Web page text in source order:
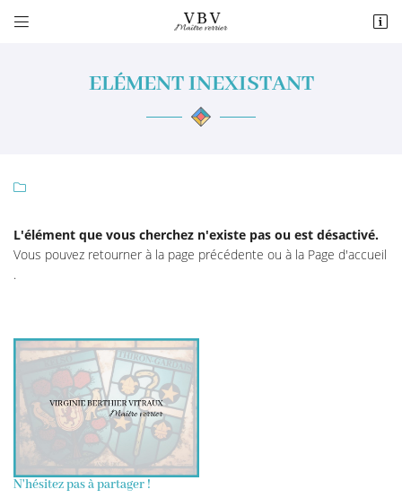
 
02 37 52 12 81
utilisantle formulaire de désinscription.
INSCRIPTION
ELÉMENT INEXISTANT

L'élément que vous cherchez n'existe pas ou est désactivé.
Vous pouvez retourner à la page précédente ou à la Page d'accueil
.
N'hésitez pas à partager !